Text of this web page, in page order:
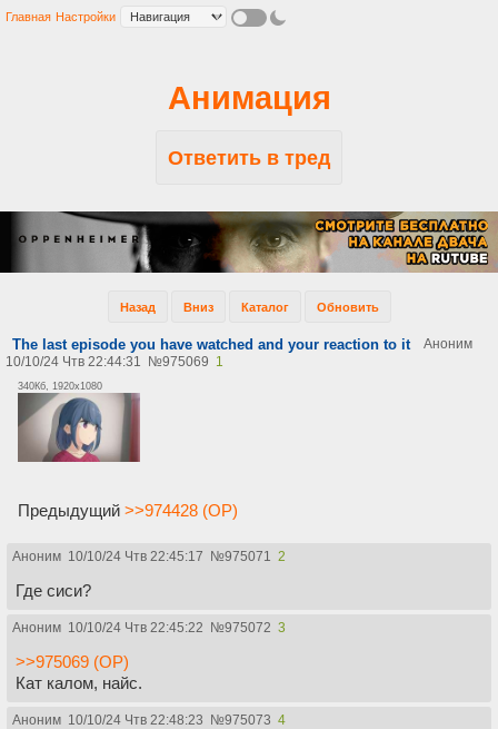
Главная Настройки
Анимация
Ответить в тред
Назад Вниз Каталог Обновить
The last episode you have watched and your reaction to it
Аноним
10/10/24 Чтв 22:44:31
№975069 1
340Кб, 1920x1080
Предыдущий >>974428 (OP)
Аноним 10/10/24 Чтв 22:45:17 №975071 2
Где сиси?
Аноним 10/10/24 Чтв 22:45:22 №975072 3
>>975069 (OP)
Кат калом, найс.
Аноним 10/10/24 Чтв 22:48:23 №975073 4